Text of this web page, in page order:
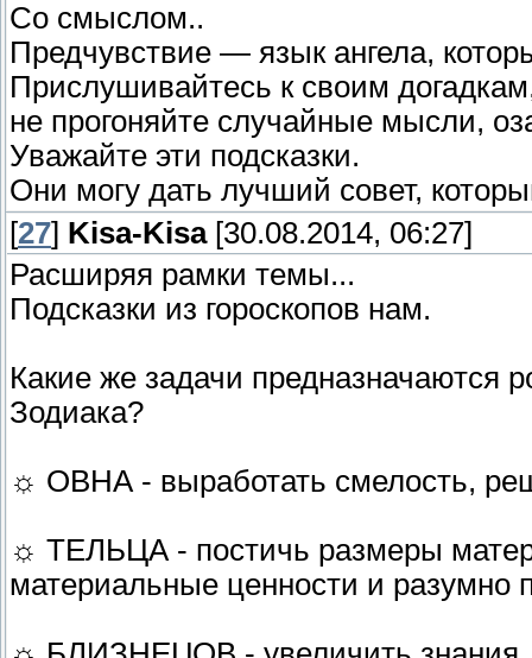
Со смыслом..
Предчувствие — язык ангела,
Прислушивайтесь к своим
не прогоняйте случайные мысли,
Уважайте эти подсказки.
Они могу дать лучший совет,
[27] Kisa-Kisa[30.08.2014, 06:27]
Расширяя рамки темы...
Подсказки из гороскопов нам.
Какие же задачи предназначаются
Зодиака?
☼ ОВНА - выработать смелость,
☼ ТЕЛЬЦА - постичь размеры
материальные ценности и разумно